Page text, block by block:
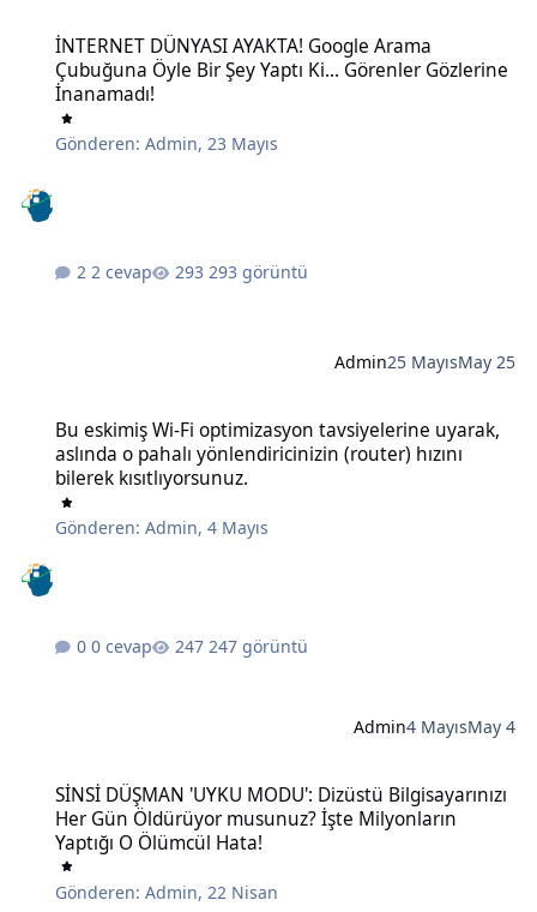
İNTERNET DÜNYASI AYAKTA! Google Arama
Çubuğuna Öyle Bir Şey Yaptı Ki... Görenler Gözlerine
İnanamadı!
Gönderen:Admin,23 Mayıs
2 cevap 293 görüntü
Admin25 MayısMay 25
Bu eskimiş Wi-Fi optimizasyon tavsiyelerine uyarak,
aslında o pahalı yönlendiricinizin (router) hızını
bilerek kısıtlıyorsunuz.
Gönderen:Admin,4 Mayıs
0 cevap 247 görüntü
Admin4 MayısMay 4
SİNSİ DÜŞMAN 'UYKU MODU': Dizüstü Bilgisayarınızı
Her Gün Öldürüyor musunuz? İşte Milyonların
Yaptığı O Ölümcül Hata!
Gönderen:Admin, 22 Nisan